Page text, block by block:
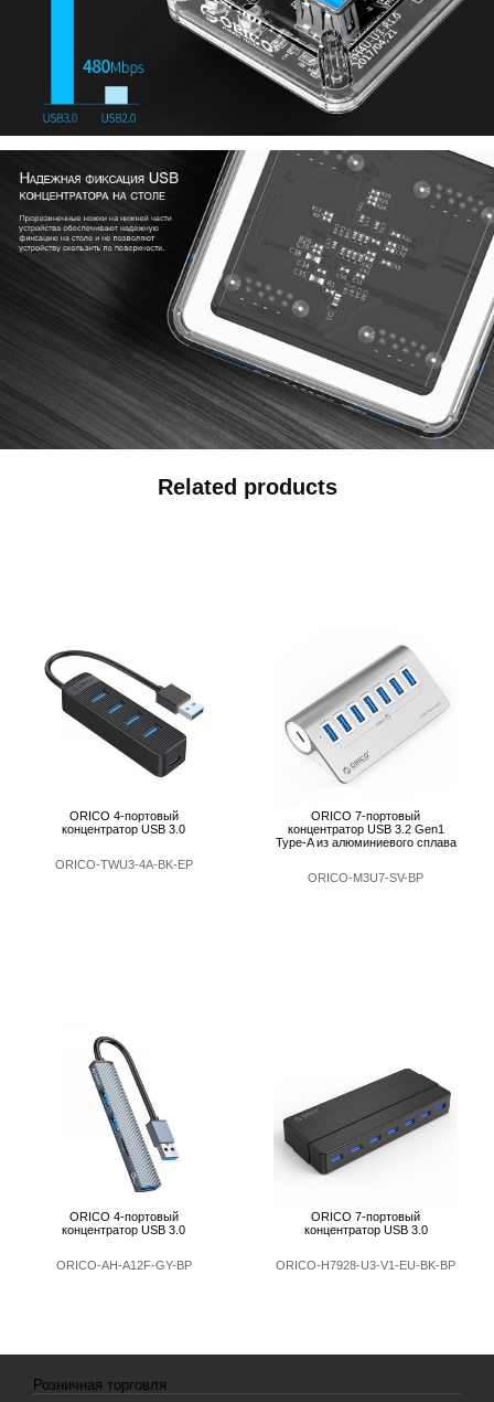
Related products
ORICO 4-портовый
концентратор USB 3.0
ORICO-TWU3-4A-BK-EP
ORICO 7-портовый
концентратор USB 3.2 Gen1
Type-A из алюминиевого сплава
ORICO-M3U7-SV-BP
ORICO 4-портовый
концентратор USB 3.0
ORICO-AH-A12F-GY-BP
ORICO 7-портовый
концентратор USB 3.0
ORICO-H7928-U3-V1-EU-BK-BP
Розничная торговля